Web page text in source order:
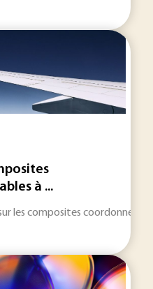
à ...
les composites coordonné